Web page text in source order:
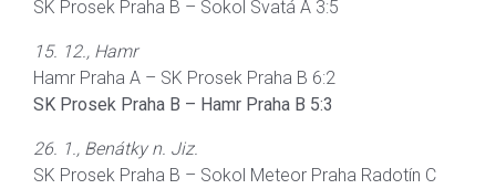
SK Prosek Praha B – Sokol Svatá A 3:5
15. 12., Hamr
Hamr Praha A – SK Prosek Praha B 6:2
SK Prosek Praha B – Hamr Praha B 5:3
26. 1., Benátky n. Jiz.
SK Prosek Praha B – Sokol Meteor Praha Radotín C